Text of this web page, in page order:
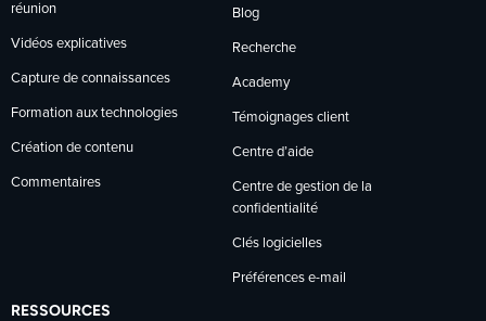
réunion
Vidéos explicatives
Capture de connaissances
Formation aux technologies
Création de contenu
Commentaires
Blog
Recherche
Academy
Témoignages client
Centre d’aide
Centre de gestion de la
confidentialité
Clés logicielles
Préférences e-mail
RESSOURCES